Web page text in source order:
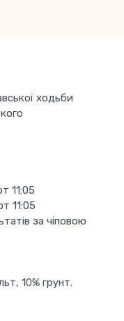
ходьби
11:05
11:05
за чіповою
10% грунт.